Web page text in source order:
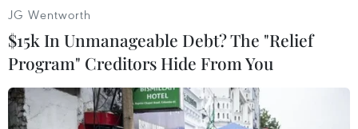
Theo dõi VietnamPlus
JG Wentworth
$15k In Unmanageable Debt? The "Relief
Program" Creditors Hide From You